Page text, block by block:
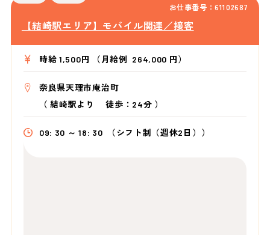
お仕事番号：61102687
【結崎駅エリア】モバイル関連／接客
時給 1,500円 （月給例 264,000 円）
奈良県天理市庵治町
（結崎駅より徒歩：24分 ）
09: 30 ～ 18: 30 （シフト制（週休2日））